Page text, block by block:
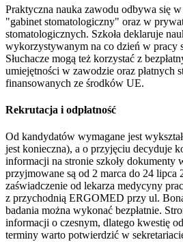
Praktyczna nauka zawodu odbywa się
"gabinet stomatologiczny" oraz w
stomatologicznych. Szkoła deklaruje
wykorzystywanym na co dzień w pracy
Słuchacze mogą też korzystać z
umiejętności w zawodzie oraz płatnych
finansowanych ze środków UE.
Rekrutacja i odpłatność
Od kandydatów wymagane jest
jest konieczna), a o przyjęciu decyduje
informacji na stronie szkoły dokumenty
przyjmowane są od 2 marca do 24 lipca
zaświadczenie od lekarza medycyny
z przychodnią ERGOMED przy ul.
badania można wykonać bezpłatnie.
informacji o czesnym, dlatego kwestię
terminy warto potwierdzić w